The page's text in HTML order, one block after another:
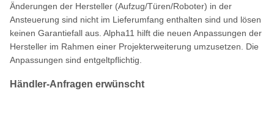
Änderungen der Hersteller (Aufzug/Türen/Roboter) in der
Ansteuerung sind nicht im Lieferumfang enthalten sind und lösen
keinen Garantiefall aus. Alpha11 hilft die neuen Anpassungen der
Hersteller im Rahmen einer Projekterweiterung umzusetzen. Die
Anpassungen sind entgeltpflichtig.
Händler-Anfragen erwünscht